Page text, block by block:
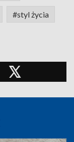
#styl życia